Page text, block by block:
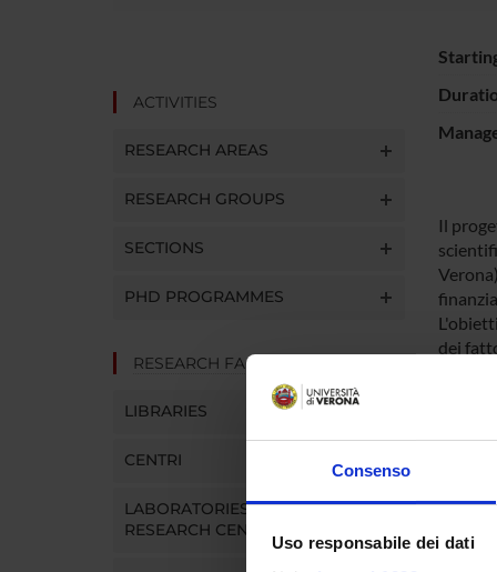
Consenso
Uso responsabile dei dati
ACTIVITIES
RESEARCH AREAS
RESEARCH GROUPS
SECTIONS
PHD PROGRAMMES
RESEARCH FACILITIES
LIBRARIES
CENTRI
LABORATORIES AND
RESEARCH CENTRES
Il
dei